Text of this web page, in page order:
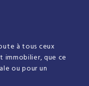
à tous ceux
immobilier, que ce
ou pour un